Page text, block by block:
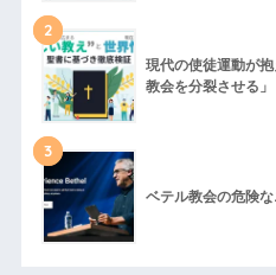
2
現代の使徒運動が
教会を分裂させる」
3
ベテル教会の危険